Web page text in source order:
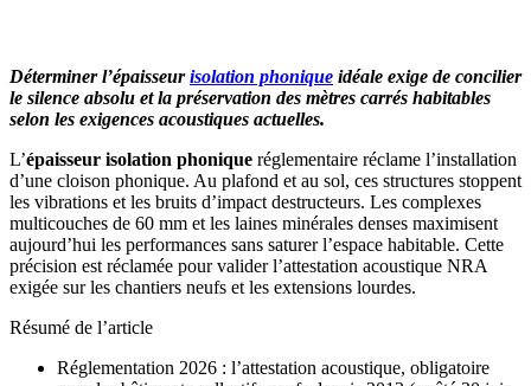
Déterminer l’épaisseurisolation phonique idéale exige de concilier
le silence absolu et la préservation des mètres carrés habitables
selon les exigences acoustiques actuelles.
L’épaisseur isolation phonique réglementaire réclame l’installation
d’une cloison phonique. Au plafond et au sol, ces structures stoppent
les vibrations et les bruits d’impact destructeurs. Les complexes
multicouches de 60 mm et les laines minérales denses maximisent
aujourd’hui les performances sans saturer l’espace habitable. Cette
précision est réclamée pour valider l’attestation acoustique NRA
exigée sur les chantiers neufs et les extensions lourdes.
Résumé de l’article
Réglementation 2026 : l’attestation acoustique, obligatoire